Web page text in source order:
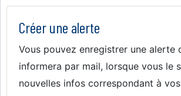
Créer une alerte
Vous pouvez enregistrer une alerte
informera par mail, lorsque vous le
nouvelles infos correspondant à